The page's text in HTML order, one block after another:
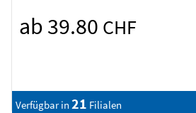
ab 39.80 CHF
Verfügbar in 21 Filialen